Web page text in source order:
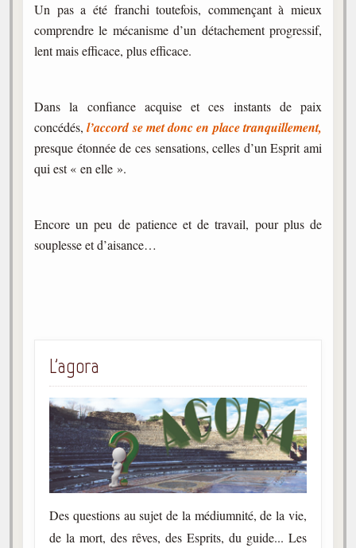
Un pas a été franchi toutefois, commençant à mieux
comprendre le mécanisme d’un détachement progressif,
lent mais efficace, plus efficace.
Dans la confiance acquise et ces instants de paix
concédés,l’accord se met donc en place tranquillement,
presque étonnée de ces sensations, celles d’un Esprit ami
qui est « en elle ».
Encore un peu de patience et de travail, pour plus de
souplesse et d’aisance…
L'agora
Des questions au sujet de la médiumnité, de la vie,
de la mort, des rêves, des Esprits, du guide... Les